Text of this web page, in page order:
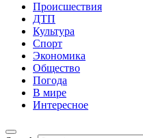
Происшествия
ДТП
Культура
Спорт
Экономика
Общество
Погода
В мире
Интересное